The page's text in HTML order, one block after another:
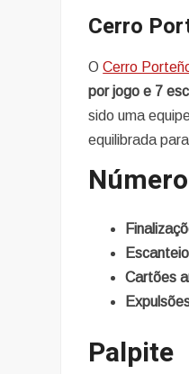
Cerro
OCerro
por jogo e 7
sido uma
equilibrada
Cartões
Palpite